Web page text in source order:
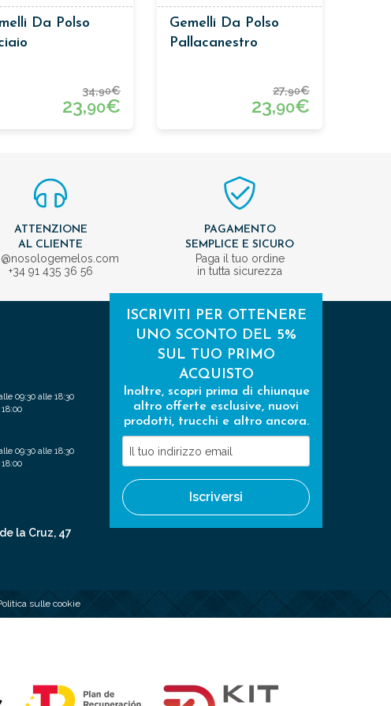
Da Polso
34,90€
23,90€
Gemelli Da Polso
Pallacanestro
27,90€
23,90€
ATTENZIONE
AL CLIENTE
+34 91 435 36 56
PAGAMENTO
SEMPLICE E SICURO
Paga il tuo ordine
in tutta sicurezza
09:30 alle 18:30
09:30 alle 18:30
la Cruz, 47
ISCRIVITI PER OTTENERE
UNO SCONTO DEL 5%
SUL TUO PRIMO
ACQUISTO
Inoltre, scopri prima di chiunque
altro offerte esclusive, nuovi
prodotti, trucchi e altro ancora.
tuo
indirizzo
email
Iscriversi
sulle cookie